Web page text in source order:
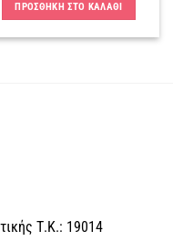
ΠΡΟΣΘΗΚΗ ΣΤΟ ΚΑΛΑΘΙ
Τ.Κ.: 19014